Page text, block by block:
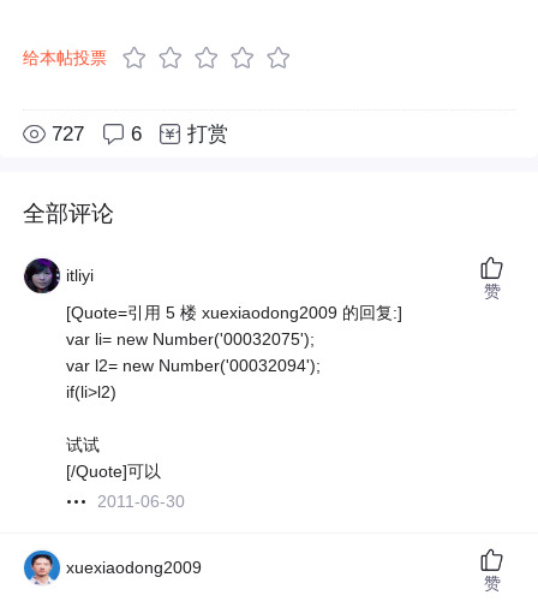
给本帖投票
727 6 打赏
全部评论
itliyi
[Quote=引用 5 楼 xuexiaodong2009 的回复:]
var li= new Number('00032075');
var l2= new Number('00032094');
if(li>l2)
试试
[/Quote]可以
2011-06-30
赞
xuexiaodong2009
赞